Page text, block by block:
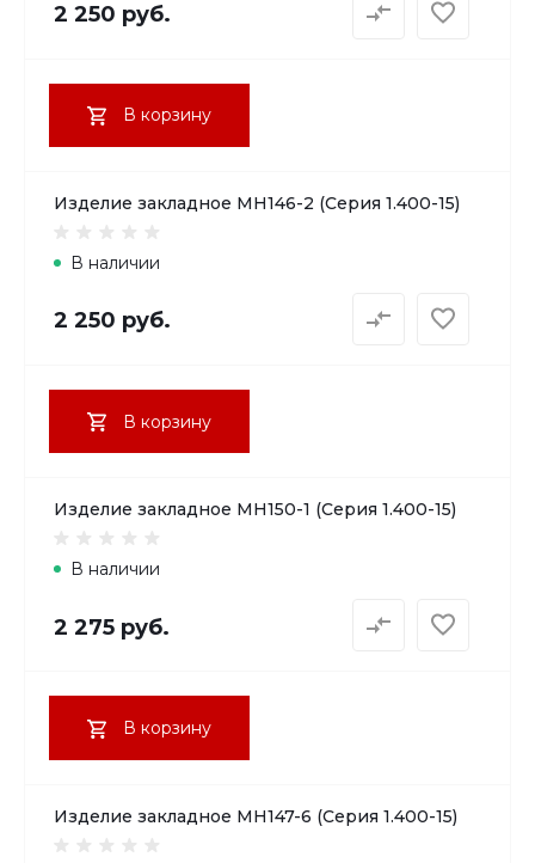
2 250 руб.
В корзину
Изделие закладное МН146-2 (Серия 1.400-15)
В наличии
2 250 руб.
В корзину
Изделие закладное МН150-1 (Серия 1.400-15)
В наличии
2 275 руб.
В корзину
Изделие закладное МН147-6 (Серия 1.400-15)